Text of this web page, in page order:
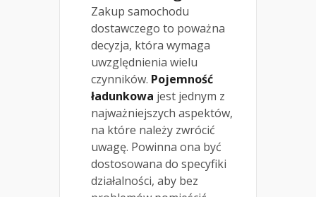
Zakup samochodu
dostawczego to poważna
decyzja, która wymaga
uwzględnienia wielu
czynników. Pojemność
ładunkowa jest jednym z
najważniejszych aspektów,
na które należy zwrócić
uwagę. Powinna ona być
dostosowana do specyfiki
działalności, aby bez